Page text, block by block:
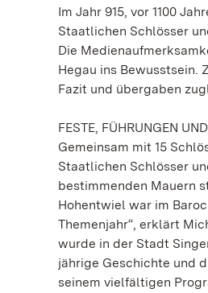
Im Jahr 915, vor 1100
Staatlichen Schlösser
Die
Hegau ins Bewusstsein.
Fazit und übergaben
FESTE, FÜHRUNGEN
Gemeinsam mit 15
Staatlichen Schlösser
bestimmenden Mauern
Hohentwiel war im
Themenjahr“, erklärt
wurde in der Stadt
jährige Geschichte und
seinem vielfältigen